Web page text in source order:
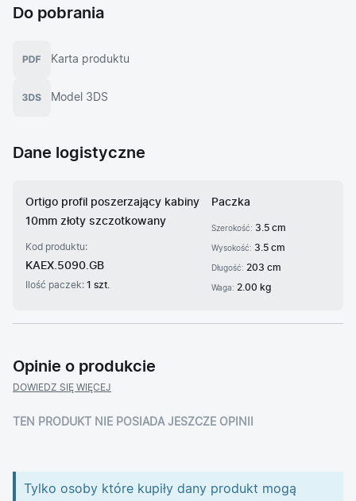
Do pobrania
Karta produktu
Model 3DS
Dane logistyczne
Ortigo profil poszerzający kabiny
10mm złoty szczotkowany
Kod produktu:
KAEX.5090.GB
Ilość paczek: 1 szt.
Paczka
Szerokość: 3.5 cm
Wysokość: 3.5 cm
Długość:203 cm
Waga:2.00 kg
Opinie o produkcie
DOWIEDZ SIĘ WIĘCEJ
TEN PRODUKT NIE POSIADA JESZCZE OPINII
Tylko osoby które kupiły dany produkt mogą